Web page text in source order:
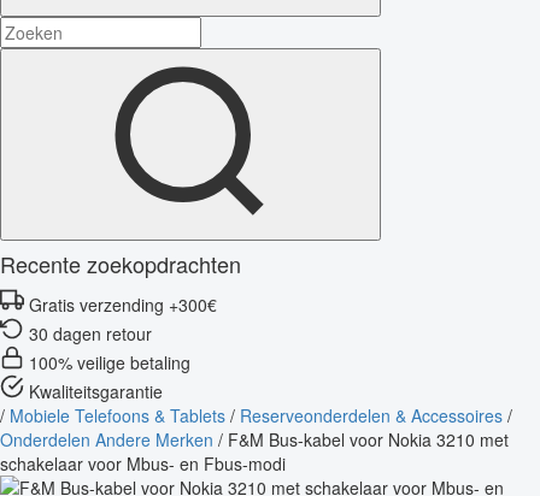
Recente zoekopdrachten
Gratis verzending +300€
30 dagen retour
100% veilige betaling
Kwaliteitsgarantie
/ Mobiele Telefoons & Tablets / Reserveonderdelen & Accessoires /
Onderdelen Andere Merken / F&M Bus-kabel voor Nokia 3210 met
schakelaar voor Mbus- en Fbus-modi